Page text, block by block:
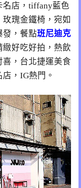
名店，tiffany藍色
瑰金鐵椅，宛如
發，餐點班尼迪克
緻好吃好拍，熱飲
喜，台北捷運美食
，IG熱門。